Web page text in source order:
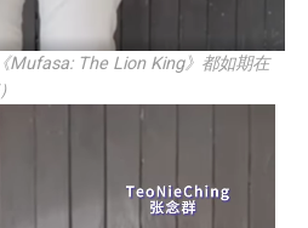
Mufasa: The Lion King》都如期在